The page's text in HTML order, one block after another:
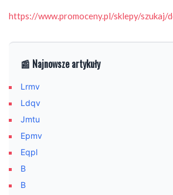
https://www.promoceny.pl/sklepy/szukaj/
📰 Najnowsze artykuły
Lrmv
Ldqv
Jmtu
Epmv
Eqpl
B
B